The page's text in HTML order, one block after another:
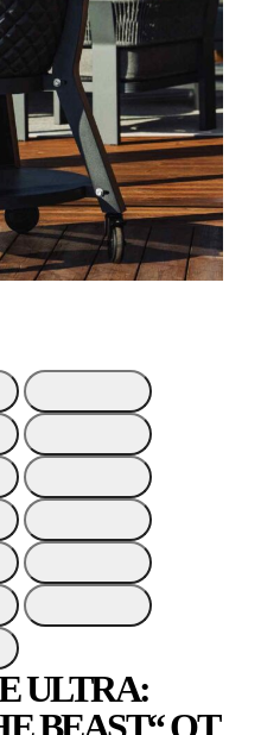
ULTRA:
BEAST“ ОТ